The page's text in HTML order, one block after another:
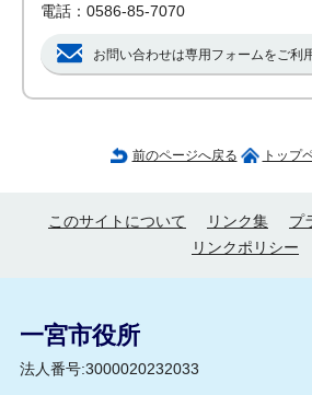
電話：0586-85-7070
お問い合わせは専用フォームをご利
前のページへ戻る トップ
このサイトについて リンク集
プ
リンクポリシー
一宮市役所
法人番号:3000020232033